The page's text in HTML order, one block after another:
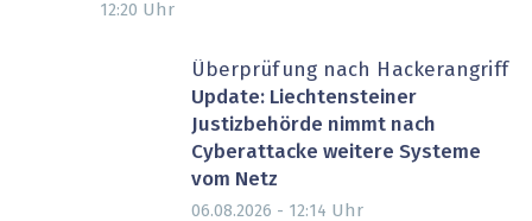
12:20 Uhr
Überprüfung nach Hackerangriff
Update: Liechtensteiner
Justizbehörde nimmt nach
Cyberattacke weitere Systeme
vom Netz
06.08.2026 - 12:14 Uhr